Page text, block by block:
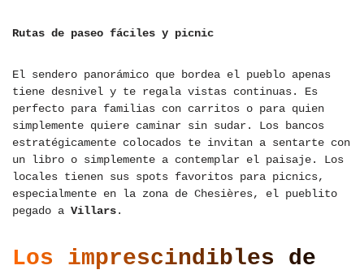
Rutas de paseo fáciles y picnic
El sendero panorámico que bordea el pueblo apenas
tiene desnivel y te regala vistas continuas. Es
perfecto para familias con carritos o para quien
simplemente quiere caminar sin sudar. Los bancos
estratégicamente colocados te invitan a sentarte con
un libro o simplemente a contemplar el paisaje. Los
locales tienen sus spots favoritos para picnics,
especialmente en la zona de Chesières, el pueblito
pegado a Villars.
Los imprescindibles de